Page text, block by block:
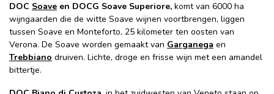
DOC Soave en DOCG Soave Superiore, komt van 6000 ha
wijngaarden die de witte Soave wijnen voortbrengen, liggen
tussen Soave en Monteforto, 25 kilometer ten oosten van
Verona. De Soave worden gemaakt van Garganega en
Trebbiano druiven. Lichte, droge en frisse wijn met een amandel
bittertje.